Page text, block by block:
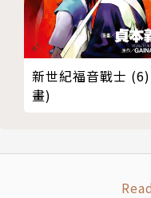
新世紀福音戰士
畫)